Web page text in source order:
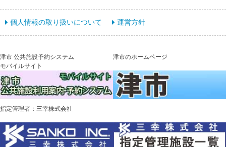
個人情報の取り扱いについて 運営方針
津市 公共施設予約システム
モバイルサイト
津市のホームページ
指定管理者：三幸株式会社